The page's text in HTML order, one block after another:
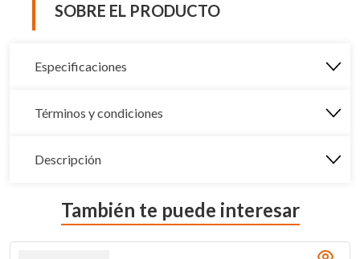
SOBRE EL PRODUCTO
Especificaciones
Términos y condiciones
Descripción
También te puede interesar